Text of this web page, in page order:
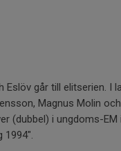
går till elitserien. I
Magnus Molin
(dubbel) i ungdoms-EM
1994".